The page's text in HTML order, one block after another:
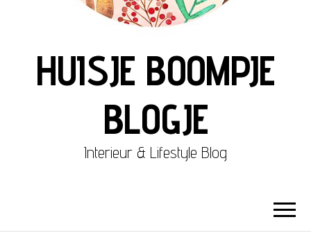
HUISJE BOOMPJE
BLOGJE
Interieur & Lifestyle Blog